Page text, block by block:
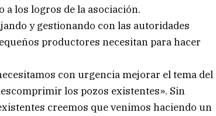
los logros de la asociación.
y gestionando con las autoridades
productores necesitan para hacer
con urgencia mejorar el tema del
los pozos existentes». Sin
creemos que venimos haciendo un